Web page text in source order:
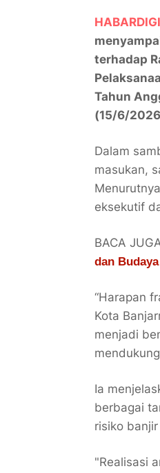
terhadap
Tahun
(15/6/
Dalam
masukan,
eksekutif
BACA
dan Budaya
“Harapan
Kota
menjadi
Ia
berbagai
risiko
"Realisasi